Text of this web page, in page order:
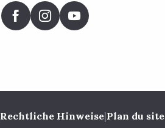
Rechtliche Hinweise|Plan du site